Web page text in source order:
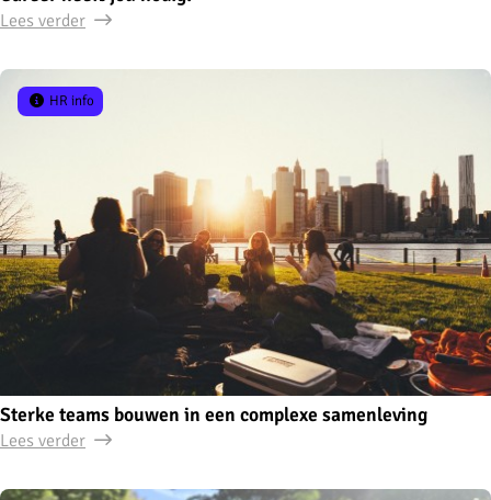
Lees verder
Sterke teams bouwen in een complexe samenleving
HR info
Lees verder